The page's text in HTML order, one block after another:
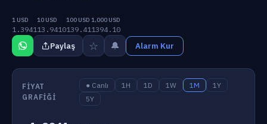
1 USD
1.3941
10 USD
13.9410
100 USD
139.41
1,000 USD
1394.10
Paylaş ☆ 🔔 Alarm Kur
FIYAT
GRAFIĞI
● Canlı 1H 1D 1W 1M
1Y
5Y